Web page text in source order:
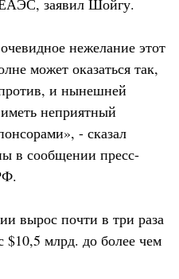
заявил Шойгу.
нежелание этот
может оказаться так,
и нынешней
неприятный
- сказал
в сообщении пресс-
вырос почти в три раза
$10,5 млрд. до более чем